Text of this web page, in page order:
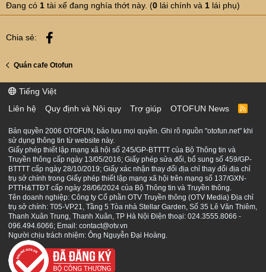
Đang có 1 tài xế đang nghía thớt này. (0 lái chính và 1 lái phụ)
Chia sẻ:
Quán cafe Otofun
Tiếng Việt
Liên hệ
Quy định và Nội quy Trợ giúp OTOFUN News
R
S
Bản quyền 2006 OTOFUN, bảo lưu mọi quyền. Ghi rõ nguồn "otofun.net" khi
sử dụng thông tin từ website này.
Giấy phép thiết lập mạng xã hội số 245/GP-BTTTT của Bộ Thông tin và
Truyền thông cấp ngày 13/05/2016; Giấy phép sửa đổi, bổ sung số 459/GP-
BTTTT cấp ngày 28/10/2019; Giấy xác nhận thay đổi địa chỉ thay đổi địa chỉ
trụ sở chính trong Giấy phép thiết lập mạng xã hội trên mạng số 137/GXN-
PTTH&TTĐT cấp ngày 28/06/2024 của Bộ Thông tin và Truyền thông.
Tên doanh nghiệp: Công ty Cổ phần OTV Truyền thông (OTV Media) Địa chỉ
trụ sở chính: T05-VP21, Tầng 5 Tòa nhà Stellar Garden, Số 35 Lê Văn Thiêm,
Thanh Xuân Trung, Thanh Xuân, TP Hà Nội Điện thoại: 024.3555.8066 -
096.494.6066; Email: contact@otv.vn
Người chịu trách nhiệm: Ông Nguyễn Đại Hoàng.